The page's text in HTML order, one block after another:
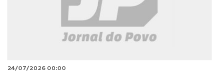
24/07/2026 00:00